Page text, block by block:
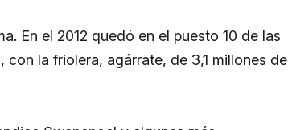
En el 2012 quedó en el puesto 10 de las
la friolera, agárrate, de 3,1 millones de